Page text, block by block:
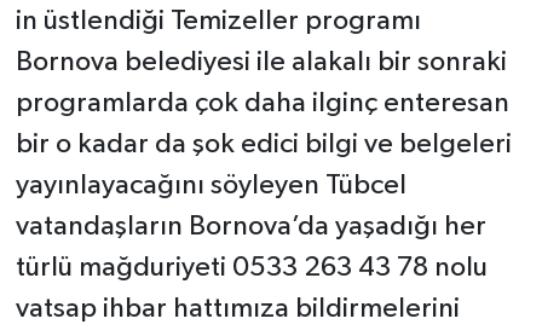
in üstlendiği Temizeller programı
Bornova belediyesi ile alakalı bir sonraki
programlarda çok daha ilginç enteresan
bir o kadar da şok edici bilgi ve belgeleri
yayınlayacağını söyleyen Tübcel
vatandaşların Bornova’da yaşadığı her
türlü mağduriyeti 0533 263 43 78 nolu
vatsap ihbar hattımıza bildirmelerini